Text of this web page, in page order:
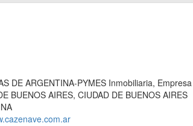
DE ARGENTINA-PYMES Inmobiliaria,
BUENOS AIRES, CIUDAD DE BUENOS AIRES